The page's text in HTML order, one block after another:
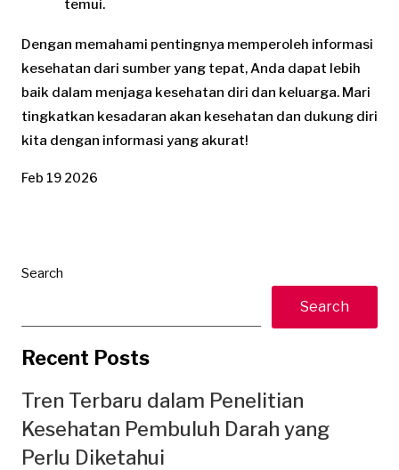
temui.
Dengan memahami pentingnya memperoleh informasi
kesehatan dari sumber yang tepat, Anda dapat lebih
baik dalam menjaga kesehatan diri dan keluarga. Mari
tingkatkan kesadaran akan kesehatan dan dukung diri
kita dengan informasi yang akurat!
Feb 19 2026
Search
Search
Recent Posts
Tren Terbaru dalam Penelitian
Kesehatan Pembuluh Darah yang
Perlu Diketahui